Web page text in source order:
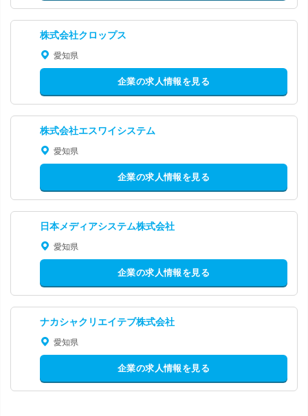
株式会社クロップス
愛知県
企業の求人情報を見る
株式会社エスワイシステム
愛知県
企業の求人情報を見る
日本メディアシステム株式会社
愛知県
企業の求人情報を見る
ナカシャクリエイテブ株式会社
愛知県
企業の求人情報を見る